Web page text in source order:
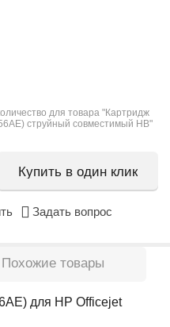
для товара "Картридж
струйный совместимый HB"
Купить в один клик
Задать вопрос
Похожие товары
для HP Officejet